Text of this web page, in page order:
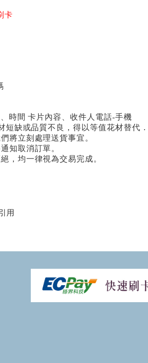
卡
時間 卡片內容、收件人電話-手機
短缺或品質不良，得以等值花材替代．
將立刻處理送貨事宜。
知取消訂單。
，均一律視為交易完成。
用